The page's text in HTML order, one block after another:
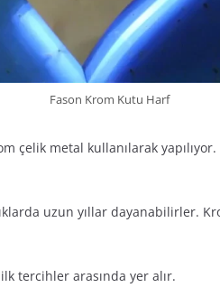
Fason Krom Kutu Harf
metal kullanılarak yapılıyor.
uzun yıllar dayanabilirler.
tercihler arasında yer alır.